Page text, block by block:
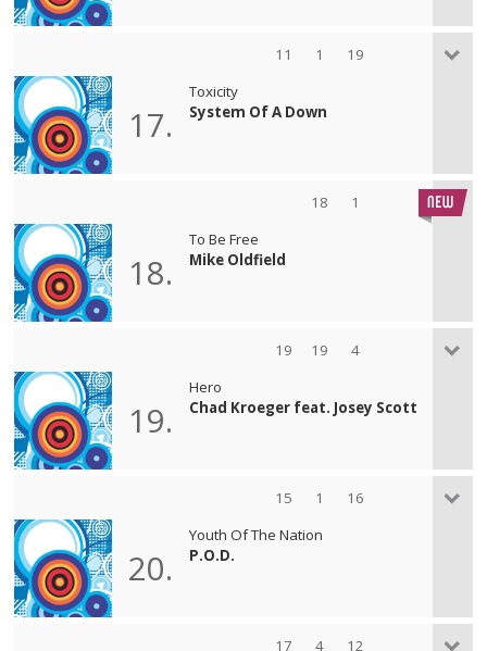
11 1 19
17.
Toxicity
System Of A Down
18 1
18.
To Be Free
Mike Oldfield
19 19 4
19.
Hero
Chad Kroeger feat. Josey Scott
15 1 16
20.
Youth Of The Nation
P.O.D.
17 4 12